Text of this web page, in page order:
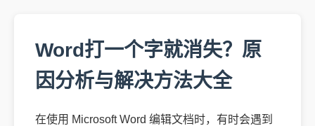
Word打一个字就消失？原
因分析与解决方法大全
在使用 Microsoft Word 编辑文档时，有时会遇到